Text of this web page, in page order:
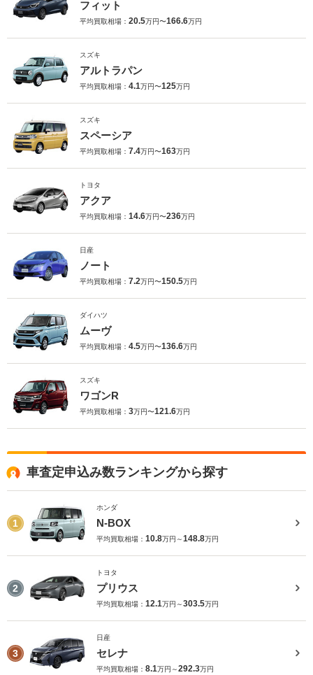
フィット
平均買取相場： 20.5万円〜166.6万円
スズキ
アルトラパン
平均買取相場： 4.1万円〜125万円
スズキ
スペーシア
平均買取相場： 7.4万円〜163万円
トヨタ
アクア
平均買取相場： 14.6万円〜236万円
日産
ノート
平均買取相場： 7.2万円〜150.5万円
ダイハツ
ムーヴ
平均買取相場： 4.5万円〜136.6万円
スズキ
ワゴンR
平均買取相場： 3万円〜121.6万円
車査定申込み数ランキングから探す
1
ホンダ
N-BOX
平均買取相場： 10.8万円～148.8万円
2
トヨタ
プリウス
平均買取相場： 12.1万円～303.5万円
3
日産
セレナ
平均買取相場： 8.1万円～292.3万円